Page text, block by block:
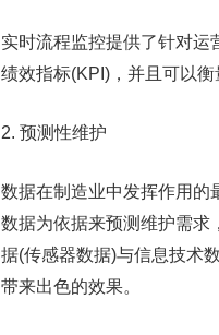
实时流程监控提供了针对运
绩效指标(KPI)，并且可以
2. 预测性维护
数据在制造业中发挥作用的
数据为依据来预测维护需求
据(传感器数据)与信息技术
带来出色的效果。